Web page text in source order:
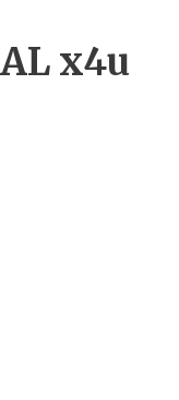
x4u